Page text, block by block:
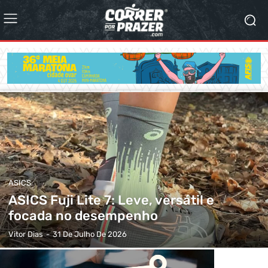
ASICS
ASICS Fuji Lite 7: Leve, versátil e
focada no desempenho
Vitor Dias - 31 De Julho De 2026